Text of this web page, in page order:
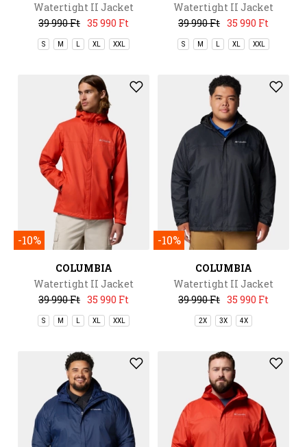
Watertight II Jacket
39 990 Ft 35 990 Ft
S M XL XXL
Watertight II Jacket
39 990 Ft 35 990 Ft
S M XL XXL
-10%
COLUMBIA
Watertight II Jacket
39 990 Ft 35 990 Ft
S M XL XXL
-10%
COLUMBIA
Watertight II Jacket
39 990 Ft 35 990 Ft
2X 3X 4X